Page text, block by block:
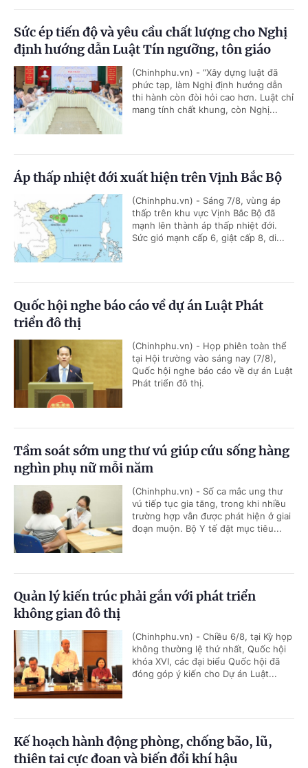
Sức ép tiến độ và yêu cầu chất lượng cho Nghị
định hướng dẫn Luật Tín ngưỡng, tôn giáo
(Chinhphu.vn) - “Xây dựng luật đã
phức tạp, làm Nghị định hướng dẫn
thi hành còn đòi hỏi cao hơn. Luật chỉ
mang tính chất khung, còn Nghị...
Áp thấp nhiệt đới xuất hiện trên Vịnh Bắc Bộ
(Chinhphu.vn) - Sáng 7/8, vùng áp
thấp trên khu vực Vịnh Bắc Bộ đã
mạnh lên thành áp thấp nhiệt đới.
Sức gió mạnh cấp 6, giật cấp 8, di...
Quốc hội nghe báo cáo về dự án Luật Phát
triển đô thị
(Chinhphu.vn) - Họp phiên toàn thể
tại Hội trường vào sáng nay (7/8),
Quốc hội nghe báo cáo về dự án Luật
Phát triển đô thị.
Tầm soát sớm ung thư vú giúp cứu sống hàng
nghìn phụ nữ mỗi năm
(Chinhphu.vn) - Số ca mắc ung thư
vú tiếp tục gia tăng, trong khi nhiều
trường hợp vẫn được phát hiện ở giai
đoạn muộn. Bộ Y tế đặt mục tiêu...
Quản lý kiến trúc phải gắn với phát triển
không gian đô thị
(Chinhphu.vn) - Chiều 6/8, tại Kỳ họp
không thường lệ thứ nhất, Quốc hội
khóa XVI, các đại biểu Quốc hội đã
đóng góp ý kiến cho Dự án Luật...
Kế hoạch hành động phòng, chống bão, lũ,
thiên tai cực đoan và biến đổi khí hậu